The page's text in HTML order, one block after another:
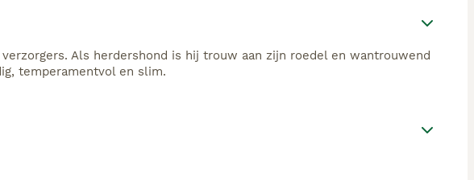
Als herdershond is hij trouw aan zijn roedel en wantrouwend
temperamentvol en slim.